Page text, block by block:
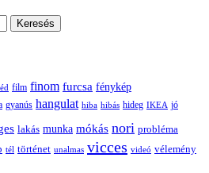
film finom furcsa fénykép
gyanús hangulat hiba hibás hideg IKEA jó
lakás munka mókás nori probléma
tél történet unalmas vicces videó vélemény